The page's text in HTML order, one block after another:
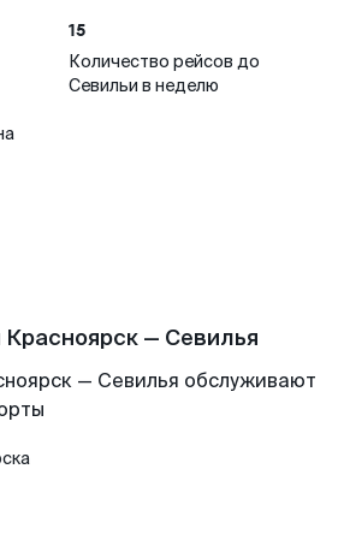
15
Количество рейсов до
Севильи в неделю
— Севилья
— Севилья обслуживают